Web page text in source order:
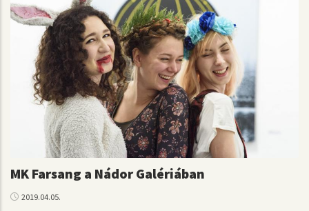
MK Farsang a Nádor Galériában
2019.04.05.